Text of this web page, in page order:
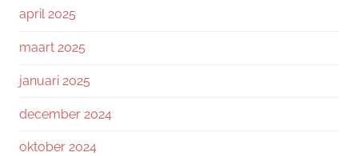
april 2025
maart 2025
januari 2025
december 2024
oktober 2024